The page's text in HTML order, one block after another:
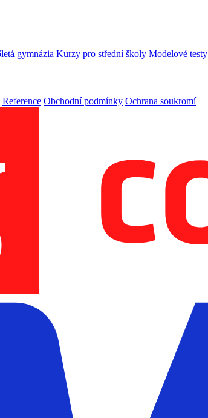
gymnázia Kurzy pro střední školy Modelové testy
Reference Obchodní podmínky Ochrana soukromí